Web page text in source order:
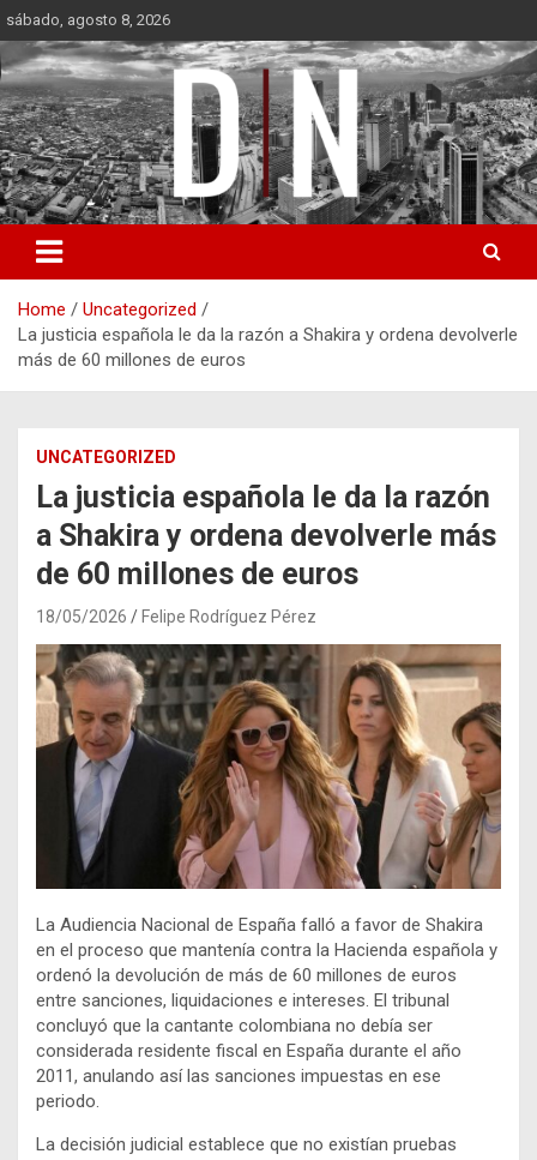
Skip
to
content
sábado, agosto 8, 2026
Diámetro Noticias
Home
Uncategorized
La justicia española le da la razón a Shakira y ordena devolverle
más de 60 millones de euros
UNCATEGORIZED
La justicia española le da la razón
a Shakira y ordena devolverle más
de 60 millones de euros
18/05/2026 Felipe Rodríguez Pérez
La Audiencia Nacional de España falló a favor de Shakira
en el proceso que mantenía contra la Hacienda española y
ordenó la devolución de más de 60 millones de euros
entre sanciones, liquidaciones e intereses. El tribunal
concluyó que la cantante colombiana no debía ser
considerada residente fiscal en España durante el año
2011, anulando así las sanciones impuestas en ese
periodo.
La decisión judicial establece que no existían pruebas